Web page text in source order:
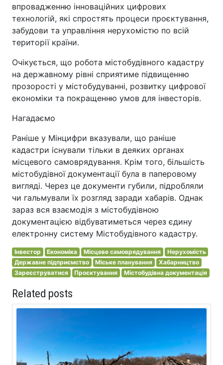
впровадженню інноваційних цифрових
технологій, які спростять процеси проєктування,
забудови та управління нерухомістю по всій
території країни.
Очікується, що робота містобудівного кадастру
на державному рівні сприятиме підвищенню
прозорості у містобудуванні, розвитку цифрової
економіки та покращенню умов для інвесторів.
Нагадаємо
Раніше у Мінцифри вказували, що раніше
кадастри існували тільки в деяких органах
місцевого самоврядування. Крім того, більшість
містобудівної документації була в паперовому
вигляді. Через це документи губили, підробляли
чи гальмували їх розгляд заради хабарів. Однак
зараз вся взаємодія з містобудівною
документацією відбуватиметься через єдину
електронну систему Містобудівного кадастру.
Інвестор Економіка Місцеве самоврядування
Нерухомість
Державне підприємство
Міське планування
Хабарництво
Зареєструватися
Проєктування Містобудівна документація
Related posts